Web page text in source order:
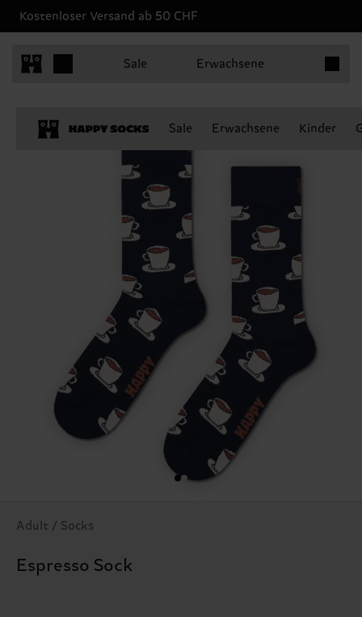
Kostenloser Versand ab 50 CHF
Sale Erwachsene
Sale Erwachsene Kinder
Adult / Socks
Espresso Sock